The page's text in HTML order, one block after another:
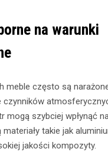
na warunki
meble często są
czynników
mogą szybciej wpłynąć
materiały takie jak
jakości kompozyty.